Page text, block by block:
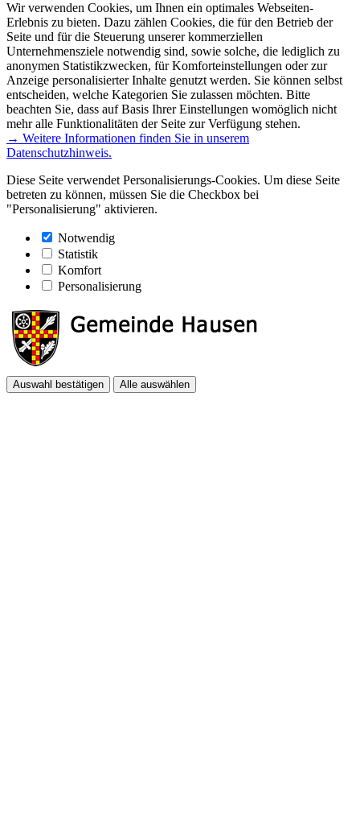
Wir verwenden Cookies, um Ihnen ein optimales Webseiten-
Erlebnis zu bieten. Dazu zählen Cookies, die für den Betrieb der
Seite und für die Steuerung unserer kommerziellen
Unternehmensziele notwendig sind, sowie solche, die lediglich zu
anonymen Statistikzwecken, für Komforteinstellungen oder zur
Anzeige personalisierter Inhalte genutzt werden. Sie können selbst
entscheiden, welche Kategorien Sie zulassen möchten. Bitte
beachten Sie, dass auf Basis Ihrer Einstellungen womöglich nicht
mehr alle Funktionalitäten der Seite zur Verfügung stehen.
→ Weitere Informationen finden Sie in unserem
Datenschutzhinweis.
Diese Seite verwendet Personalisierungs-Cookies. Um diese Seite
betreten zu können, müssen Sie die Checkbox bei
"Personalisierung" aktivieren.
Notwendig
Statistik
Komfort
Personalisierung
Auswahl bestätigen Alle auswählen